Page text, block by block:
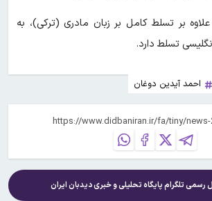
بر تسلط کامل بر زبان مادری (ترکی)، به
تسلط دارد.
احمد آیدین دوغان
رسمی تلگرام پایگاه تحلیلی و خبریدیدبان ایران